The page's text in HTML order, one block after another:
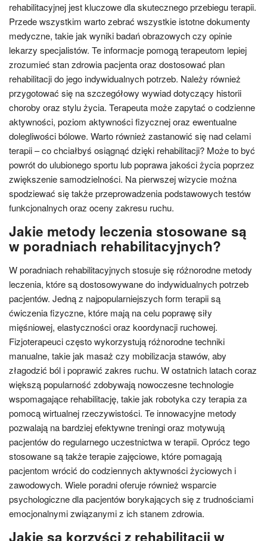
rehabilitacyjnej jest kluczowe dla skutecznego przebiegu terapii.
Przede wszystkim warto zebrać wszystkie istotne dokumenty
medyczne, takie jak wyniki badań obrazowych czy opinie
lekarzy specjalistów. Te informacje pomogą terapeutom lepiej
zrozumieć stan zdrowia pacjenta oraz dostosować plan
rehabilitacji do jego indywidualnych potrzeb. Należy również
przygotować się na szczegółowy wywiad dotyczący historii
choroby oraz stylu życia. Terapeuta może zapytać o codzienne
aktywności, poziom aktywności fizycznej oraz ewentualne
dolegliwości bólowe. Warto również zastanowić się nad celami
terapii – co chciałbyś osiągnąć dzięki rehabilitacji? Może to być
powrót do ulubionego sportu lub poprawa jakości życia poprzez
zwiększenie samodzielności. Na pierwszej wizycie można
spodziewać się także przeprowadzenia podstawowych testów
funkcjonalnych oraz oceny zakresu ruchu.
Jakie metody leczenia stosowane są
w poradniach rehabilitacyjnych?
W poradniach rehabilitacyjnych stosuje się różnorodne metody
leczenia, które są dostosowywane do indywidualnych potrzeb
pacjentów. Jedną z najpopularniejszych form terapii są
ćwiczenia fizyczne, które mają na celu poprawę siły
mięśniowej, elastyczności oraz koordynacji ruchowej.
Fizjoterapeuci często wykorzystują różnorodne techniki
manualne, takie jak masaż czy mobilizacja stawów, aby
złagodzić ból i poprawić zakres ruchu. W ostatnich latach coraz
większą popularność zdobywają nowoczesne technologie
wspomagające rehabilitację, takie jak robotyka czy terapia za
pomocą wirtualnej rzeczywistości. Te innowacyjne metody
pozwalają na bardziej efektywne treningi oraz motywują
pacjentów do regularnego uczestnictwa w terapii. Oprócz tego
stosowane są także terapie zajęciowe, które pomagają
pacjentom wrócić do codziennych aktywności życiowych i
zawodowych. Wiele poradni oferuje również wsparcie
psychologiczne dla pacjentów borykających się z trudnościami
emocjonalnymi związanymi z ich stanem zdrowia.
Jakie są korzyści z rehabilitacji w